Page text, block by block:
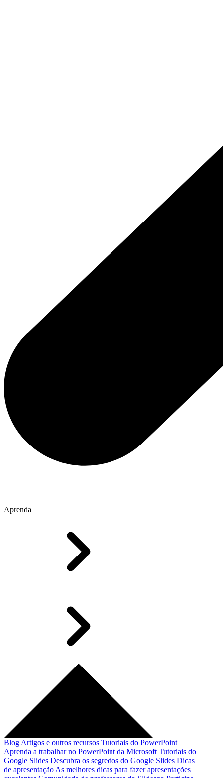
Aprenda
Blog Artigos e outros recursos Tutoriais do PowerPoint
Aprenda a trabalhar no PowerPoint da Microsoft Tutoriais do
Google Slides Descubra os segredos do Google Slides Dicas
de apresentação As melhores dicas para fazer apresentações